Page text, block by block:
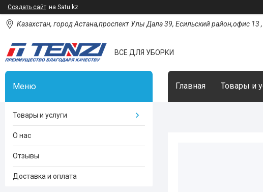
Создать сайт на Satu.kz
Казахстан, город Астана,проспект Улы Дала 39, Есильский район,офис 13
ВСЕ ДЛЯ УБОРКИ
Главная Товары и
Товары и услуги
О нас
Отзывы
Доставка и оплата